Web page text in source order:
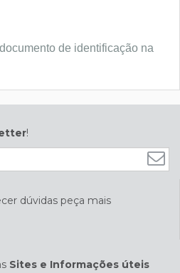
de identificação na
!
dúvidas peça mais
Sites e Informações úteis